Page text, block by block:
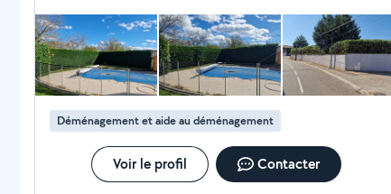
Déménagement et aide au déménagement
Voir le profil Contacter